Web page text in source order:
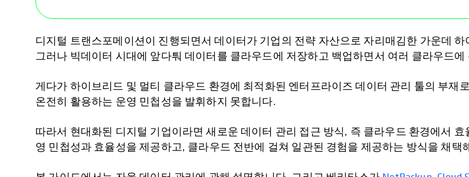
디지털 트랜스포메이션이 진행되면서 데이터가 기업의 전략 자산으로 자리매김한 가운데
그러나 빅데이터 시대에 앞다퉈 데이터를 클라우드에 저장하고 백업하면서 여러 클라우드
게다가 하이브리드 및 멀티 클라우드 환경에 최적화된 엔터프라이즈 데이터 관리 툴의 부재
온전히 활용하는 운영 민첩성을 발휘하지 못합니다.
따라서 현대화된 디지털 기업이라면 새로운 데이터 관리 접근 방식, 즉 클라우드 환경에서
영 민첩성과 효율성을 제공하고, 클라우드 전반에 걸쳐 일관된 경험을 제공하는 방식을 채택